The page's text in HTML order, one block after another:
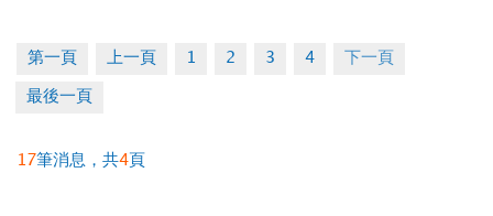
第一頁 上一頁 1 2 3 4 下一頁
最後一頁
17筆消息，共4 頁